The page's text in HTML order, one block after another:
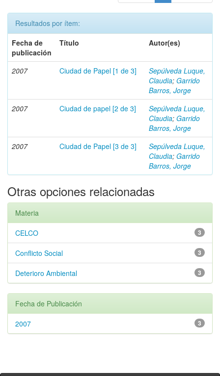
Resultados por ítem:
Fecha de
publicación
Título Autor(es)
2007 Ciudad de Papel [1 de 3]
Sepúlveda Luque,
Claudia; Garrido
Barros, Jorge
2007
Ciudad de papel [2 de 3]
Sepúlveda Luque,
Claudia; Garrido
Barros, Jorge
2007
Ciudad de Papel [3 de 3]
Sepúlveda Luque,
Claudia; Garrido
Barros, Jorge
Otras opciones relacionadas
Materia
3
CELCO
3
Conflicto Social
3
Deterioro Ambiental
Fecha de Publicación
3
2007